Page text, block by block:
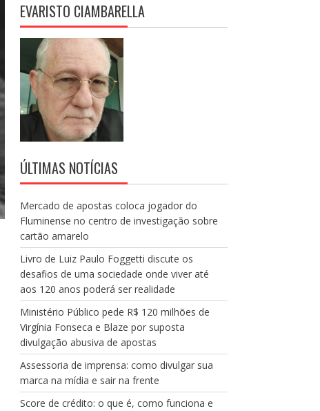
EVARISTO CIAMBARELLA
ÚLTIMAS NOTÍCIAS
Mercado de apostas coloca jogador do
Fluminense no centro de investigação sobre
cartão amarelo
Livro de Luiz Paulo Foggetti discute os
desafios de uma sociedade onde viver até
aos 120 anos poderá ser realidade
Ministério Público pede R$ 120 milhões de
Virgínia Fonseca e Blaze por suposta
divulgação abusiva de apostas
Assessoria de imprensa: como divulgar sua
marca na mídia e sair na frente
Score de crédito: o que é, como funciona e